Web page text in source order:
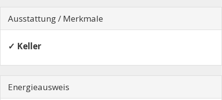
Ausstattung / Merkmale
✓ Keller
Energieausweis